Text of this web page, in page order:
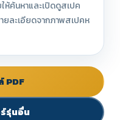
ห้ค้นหาและเปิดดูสเปค
ละเอียดจากภาพสเปคห
PDF
รุ่นอื่น